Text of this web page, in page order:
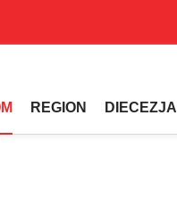
REGION DIECEZJA